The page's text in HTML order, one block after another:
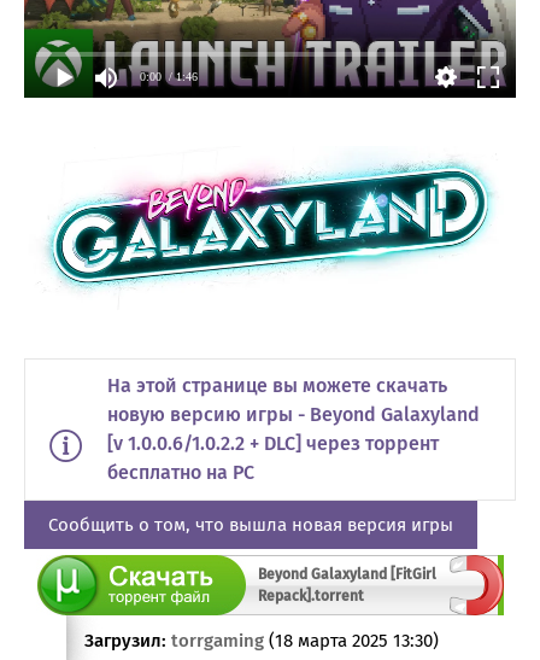
0:00 / 1:46
На этой странице вы можете скачать
новую версию игры - Beyond Galaxyland
[v 1.0.0.6/1.0.2.2 + DLC] через торрент
бесплатно на PC
Сообщить о том, что вышла новая версия игры
Beyond Galaxyland [FitGirl
Repack].torrent
Загрузил: torrgaming (18 марта 2025 13:30)